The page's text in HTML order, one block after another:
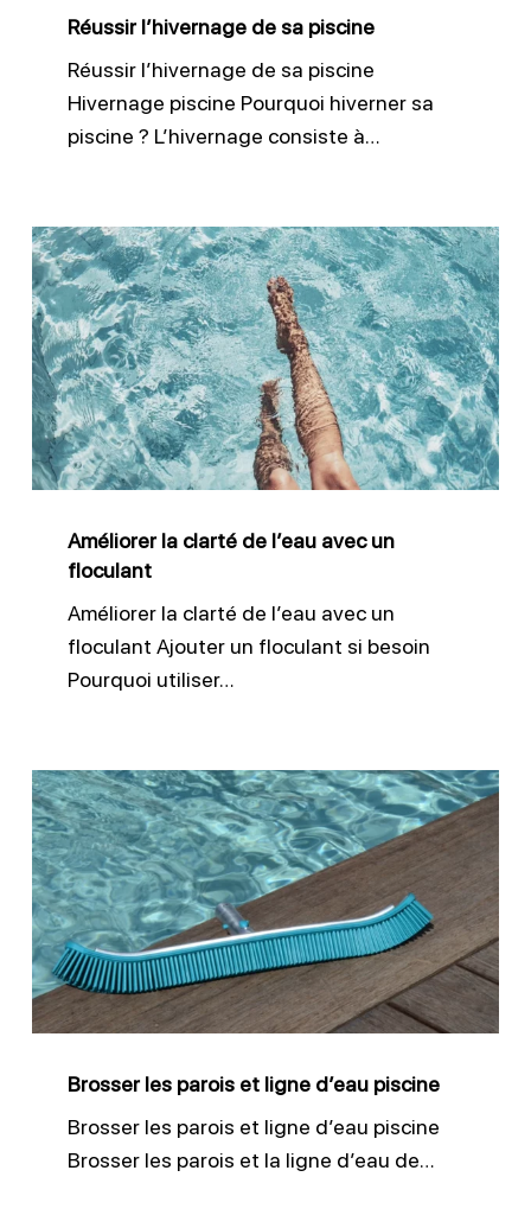
Réussir l’hivernage de sa piscine
Réussir l’hivernage de sa piscine
Hivernage piscine Pourquoi hiverner sa
piscine ? L’hivernage consiste à…
Améliorer
la
clarté
de
l’eau
avec
un
Améliorer la clarté de l’eau avec un
floculant
Améliorer la clarté de l’eau avec un
floculant Ajouter un floculant si besoin
Pourquoi utiliser…
Brosser
les
parois
et
ligne
d’eau
piscine
Brosser les parois et ligne d’eau piscine
Brosser les parois et ligne d’eau piscine
Brosser les parois et la ligne d’eau de…